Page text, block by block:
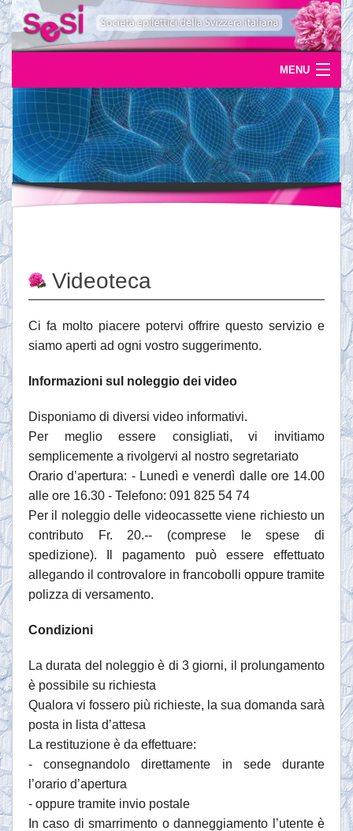
MENU
Home
Uscite
Eventi
News
Servizi
Documentazione
Ordinazioni
Videoteca
Ci fa molto piacere potervi offrire questo servizio e
siamo aperti ad ogni vostro suggerimento.
Informazioni sul noleggio dei video
Disponiamo di diversi video informativi.
Per meglio essere consigliati, vi invitiamo
semplicemente a rivolgervi al nostro segretariato
Orario d’apertura: - Lunedì e venerdì dalle ore 14.00
alle ore 16.30 - Telefono: 091 825 54 74
Per il noleggio delle videocassette viene richiesto un
contributo Fr. 20.-- (comprese le spese di
spedizione). Il pagamento può essere effettuato
allegando il controvalore in francobolli oppure tramite
polizza di versamento.
Condizioni
La durata del noleggio è di 3 giorni, il prolungamento
è possibile su richiesta
Qualora vi fossero più richieste, la sua domanda sarà
posta in lista d’attesa
La restituzione è da effettuare:
- consegnandolo direttamente in sede durante
l’orario d’apertura
- oppure tramite invio postale
In caso di smarrimento o danneggiamento l’utente è